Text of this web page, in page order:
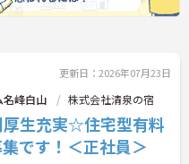
更新日：2026年07月23日
名峰白山 株式会社清泉の宿
厚生充実☆住宅型有料
です！＜正社員＞